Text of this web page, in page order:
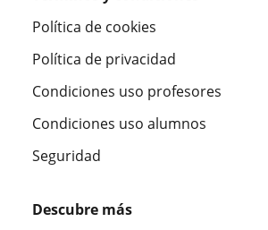
Política de cookies
Política de privacidad
Condiciones uso profesores
Condiciones uso alumnos
Seguridad
Descubre más